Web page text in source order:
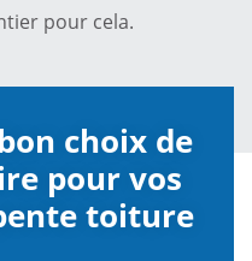
pour cela.
choix de
pour vos
toiture